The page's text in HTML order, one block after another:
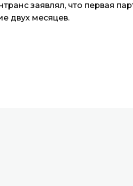
заявлял, что первая
двух месяцев.